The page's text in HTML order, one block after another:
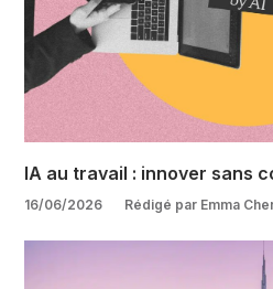
IA au travail : innover sans
16/06/2026 Rédigé par Emma